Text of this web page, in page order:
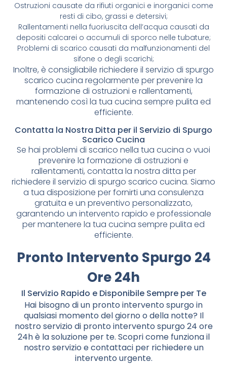
Ostruzioni causate da rifiuti organici e inorganici come
resti di cibo, grassi e detersivi;
Rallentamenti nella fuoriuscita dell’acqua causati da
depositi calcarei o accumuli di sporco nelle tubature;
Problemi di scarico causati da malfunzionamenti del
sifone o degli scarichi;
Inoltre, è consigliabile richiedere il servizio di spurgo
scarico cucina regolarmente per prevenire la
formazione di ostruzioni e rallentamenti,
mantenendo così la tua cucina sempre pulita ed
efficiente.
Contatta la Nostra Ditta per il Servizio di Spurgo
Scarico Cucina
Se hai problemi di scarico nella tua cucina o vuoi
prevenire la formazione di ostruzioni e
rallentamenti, contatta la nostra ditta per
richiedere il servizio di spurgo scarico cucina. Siamo
a tua disposizione per fornirti una consulenza
gratuita e un preventivo personalizzato,
garantendo un intervento rapido e professionale
per mantenere la tua cucina sempre pulita ed
efficiente.
Pronto Intervento Spurgo 24
Ore 24h
Il Servizio Rapido e Disponibile Sempre per Te
Hai bisogno di un pronto intervento spurgo in
qualsiasi momento del giorno o della notte? Il
nostro servizio di pronto intervento spurgo 24 ore
24h è la soluzione per te. Scopri come funziona il
nostro servizio e contattaci per richiedere un
intervento urgente.